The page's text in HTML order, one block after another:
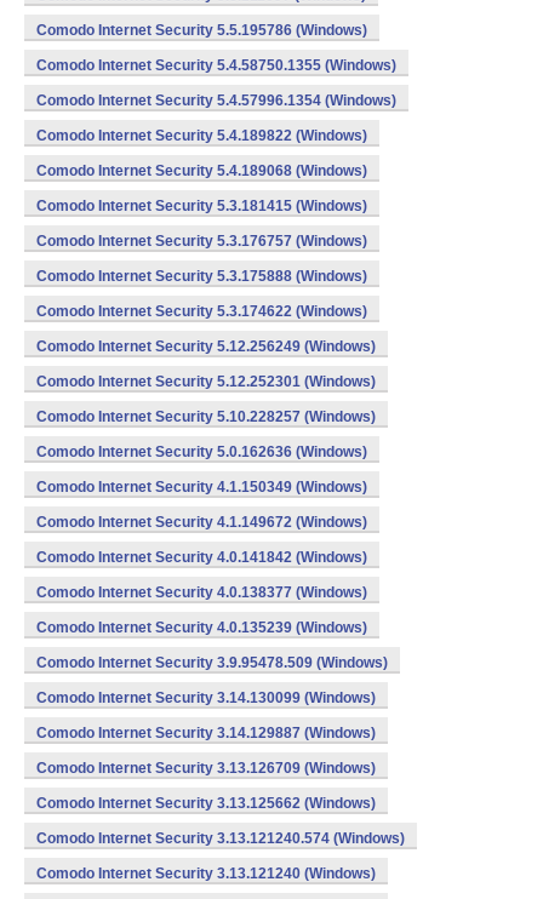
Comodo Internet Security 5.5.195786 (Windows)
Comodo Internet Security 5.4.58750.1355 (Windows)
Comodo Internet Security 5.4.57996.1354 (Windows)
Comodo Internet Security 5.4.189822 (Windows)
Comodo Internet Security 5.4.189068 (Windows)
Comodo Internet Security 5.3.181415 (Windows)
Comodo Internet Security 5.3.176757 (Windows)
Comodo Internet Security 5.3.175888 (Windows)
Comodo Internet Security 5.3.174622 (Windows)
Comodo Internet Security 5.12.256249 (Windows)
Comodo Internet Security 5.12.252301 (Windows)
Comodo Internet Security 5.10.228257 (Windows)
Comodo Internet Security 5.0.162636 (Windows)
Comodo Internet Security 4.1.150349 (Windows)
Comodo Internet Security 4.1.149672 (Windows)
Comodo Internet Security 4.0.141842 (Windows)
Comodo Internet Security 4.0.138377 (Windows)
Comodo Internet Security 4.0.135239 (Windows)
Comodo Internet Security 3.9.95478.509 (Windows)
Comodo Internet Security 3.14.130099 (Windows)
Comodo Internet Security 3.14.129887 (Windows)
Comodo Internet Security 3.13.126709 (Windows)
Comodo Internet Security 3.13.125662 (Windows)
Comodo Internet Security 3.13.121240.574 (Windows)
Comodo Internet Security 3.13.121240 (Windows)